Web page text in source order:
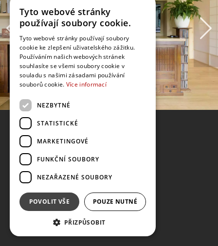
Tyto webové stránky
používají soubory cookie.
Tyto webové stránky používají soubory
cookie ke zlepšení uživatelského zážitku.
Používáním našich webových stránek
souhlasíte se všemi soubory cookie v
souladu s našimi zásadami používání
souborů cookie. Více informací
NEZBYTNÉ
STATISTICKÉ
MARKETINGOVÉ
FUNKČNÍ SOUBORY
NEZAŘAZENÉ SOUBORY
POVOLIT VŠE POUZE NUTNÉ
PŘIZPŮSOBIT